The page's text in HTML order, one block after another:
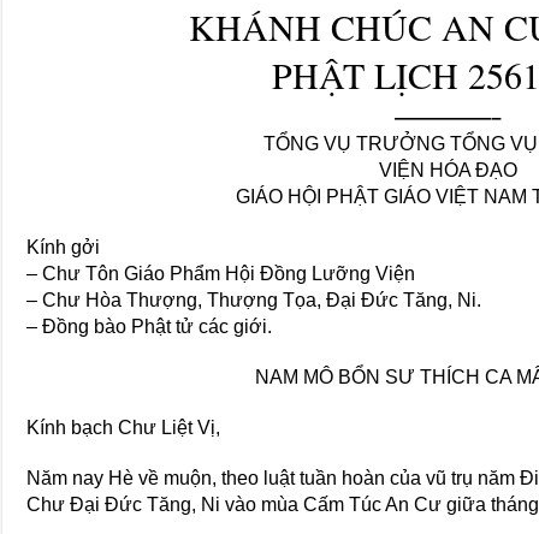
KHÁNH CHÚC AN
PHẬT LỊCH
—————–
TỔNG VỤ TRƯỞNG TỔNG
VIỆN HÓA ĐẠO
GIÁO HỘI PHẬT GIÁO VIỆT NAM
Kính gởi
– Chư Tôn Giáo Phẩm Hội Đồng Lưỡng Viện
– Chư Hòa Thượng, Thượng Tọa, Đại Đức Tăng, Ni.
– Đồng bào Phật tử các giới.
NAM MÔ BỔN SƯ THÍCH CA
Kính bạch Chư Liệt Vị,
Năm nay Hè về muộn, theo luật tuần hoàn của vũ trụ năm
Chư Đại Đức Tăng, Ni vào mùa Cấm Túc An Cư giữa